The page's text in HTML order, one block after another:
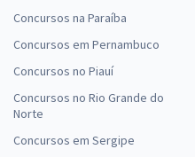
Concursos na Paraíba
Concursos em Pernambuco
Concursos no Piauí
Concursos no Rio Grande do
Norte
Concursos em Sergipe